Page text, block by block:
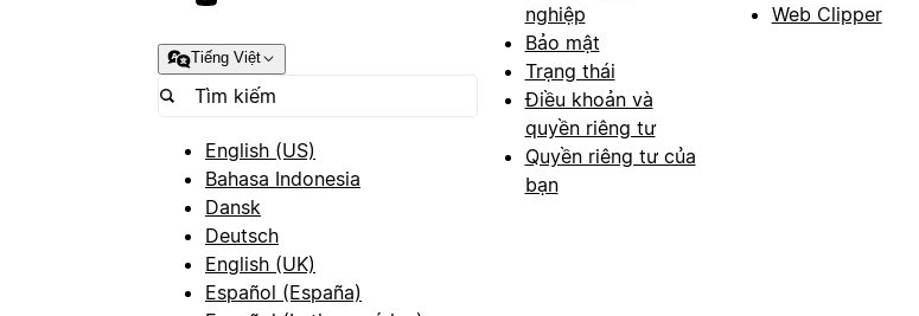
Tiếng Việt
English (US)
Bahasa Indonesia
Dansk
Deutsch
English (UK)
Español (España)
nghiệp
Bảo mật
Trạng thái
Điều khoản và
quyền riêng tư
Quyền riêng tư của
bạn
Web Clipper